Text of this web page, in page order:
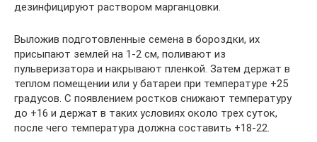
дезинфицируют раствором марганцовки.
Выложив подготовленные семена в бороздки, их
присыпают землей на 1-2 см, поливают из
пульверизатора и накрывают пленкой. Затем держат в
теплом помещении или у батареи при температуре +25
градусов. С появлением ростков снижают температуру
до +16 и держат в таких условиях около трех суток,
после чего температура должна составить +18-22.